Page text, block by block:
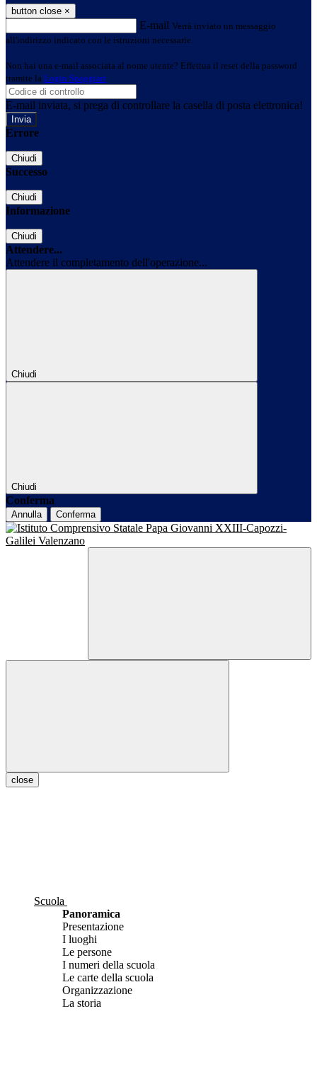
button close ×
E-mail Verrà inviato un messaggio
all'indirizzo indicato con le istruzioni necessarie.
Non hai una e-mail associata al nome utente? Effettua il reset della password
tramite la Login Spaggiari
E-mail inviata, si prega di controllare la casella di posta elettronica!
Errore
Chiudi
Successo
Chiudi
Informazione
Chiudi
Attendere...
Attendere il completamento dell'operazione...
Chiudi
Chiudi
Conferma
Annulla Conferma
close
Scuola
Panoramica
Presentazione
I luoghi
Le persone
I numeri della scuola
Le carte della scuola
Organizzazione
La storia